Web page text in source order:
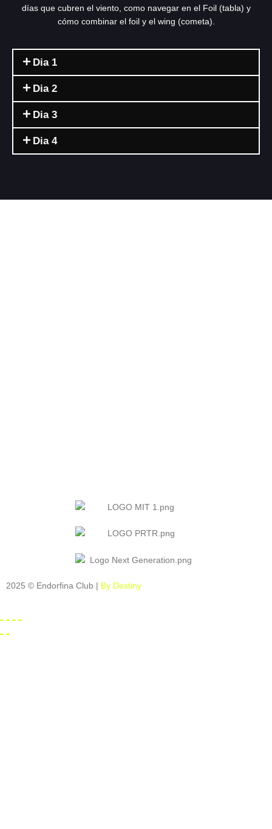
días que cubren el viento, como navegar en el Foil (tabla) y
cómo combinar el foil y el wing (cometa).
Dia 1
Dia 2
Dia 3
Dia 4
2025 © Endorfina Club | By Destiny